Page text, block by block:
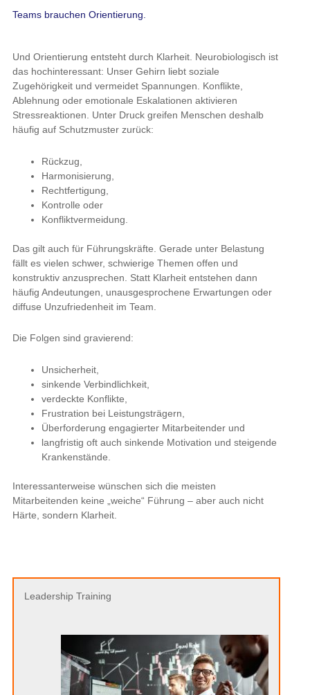
Teams brauchen Orientierung.
Und Orientierung entsteht durch Klarheit. Neurobiologisch ist
das hochinteressant: Unser Gehirn liebt soziale
Zugehörigkeit und vermeidet Spannungen. Konflikte,
Ablehnung oder emotionale Eskalationen aktivieren
Stressreaktionen. Unter Druck greifen Menschen deshalb
häufig auf Schutzmuster zurück:
Rückzug,
Harmonisierung,
Rechtfertigung,
Kontrolle oder
Konfliktvermeidung.
Das gilt auch für Führungskräfte. Gerade unter Belastung
fällt es vielen schwer, schwierige Themen offen und
konstruktiv anzusprechen. Statt Klarheit entstehen dann
häufig Andeutungen, unausgesprochene Erwartungen oder
diffuse Unzufriedenheit im Team.
Die Folgen sind gravierend:
Unsicherheit,
sinkende Verbindlichkeit,
verdeckte Konflikte,
Frustration bei Leistungsträgern,
Überforderung engagierter Mitarbeitender und
langfristig oft auch sinkende Motivation und steigende
Krankenstände.
Interessanterweise wünschen sich die meisten
Mitarbeitenden keine „weiche“ Führung – aber auch nicht
Härte, sondern Klarheit.
Leadership Training